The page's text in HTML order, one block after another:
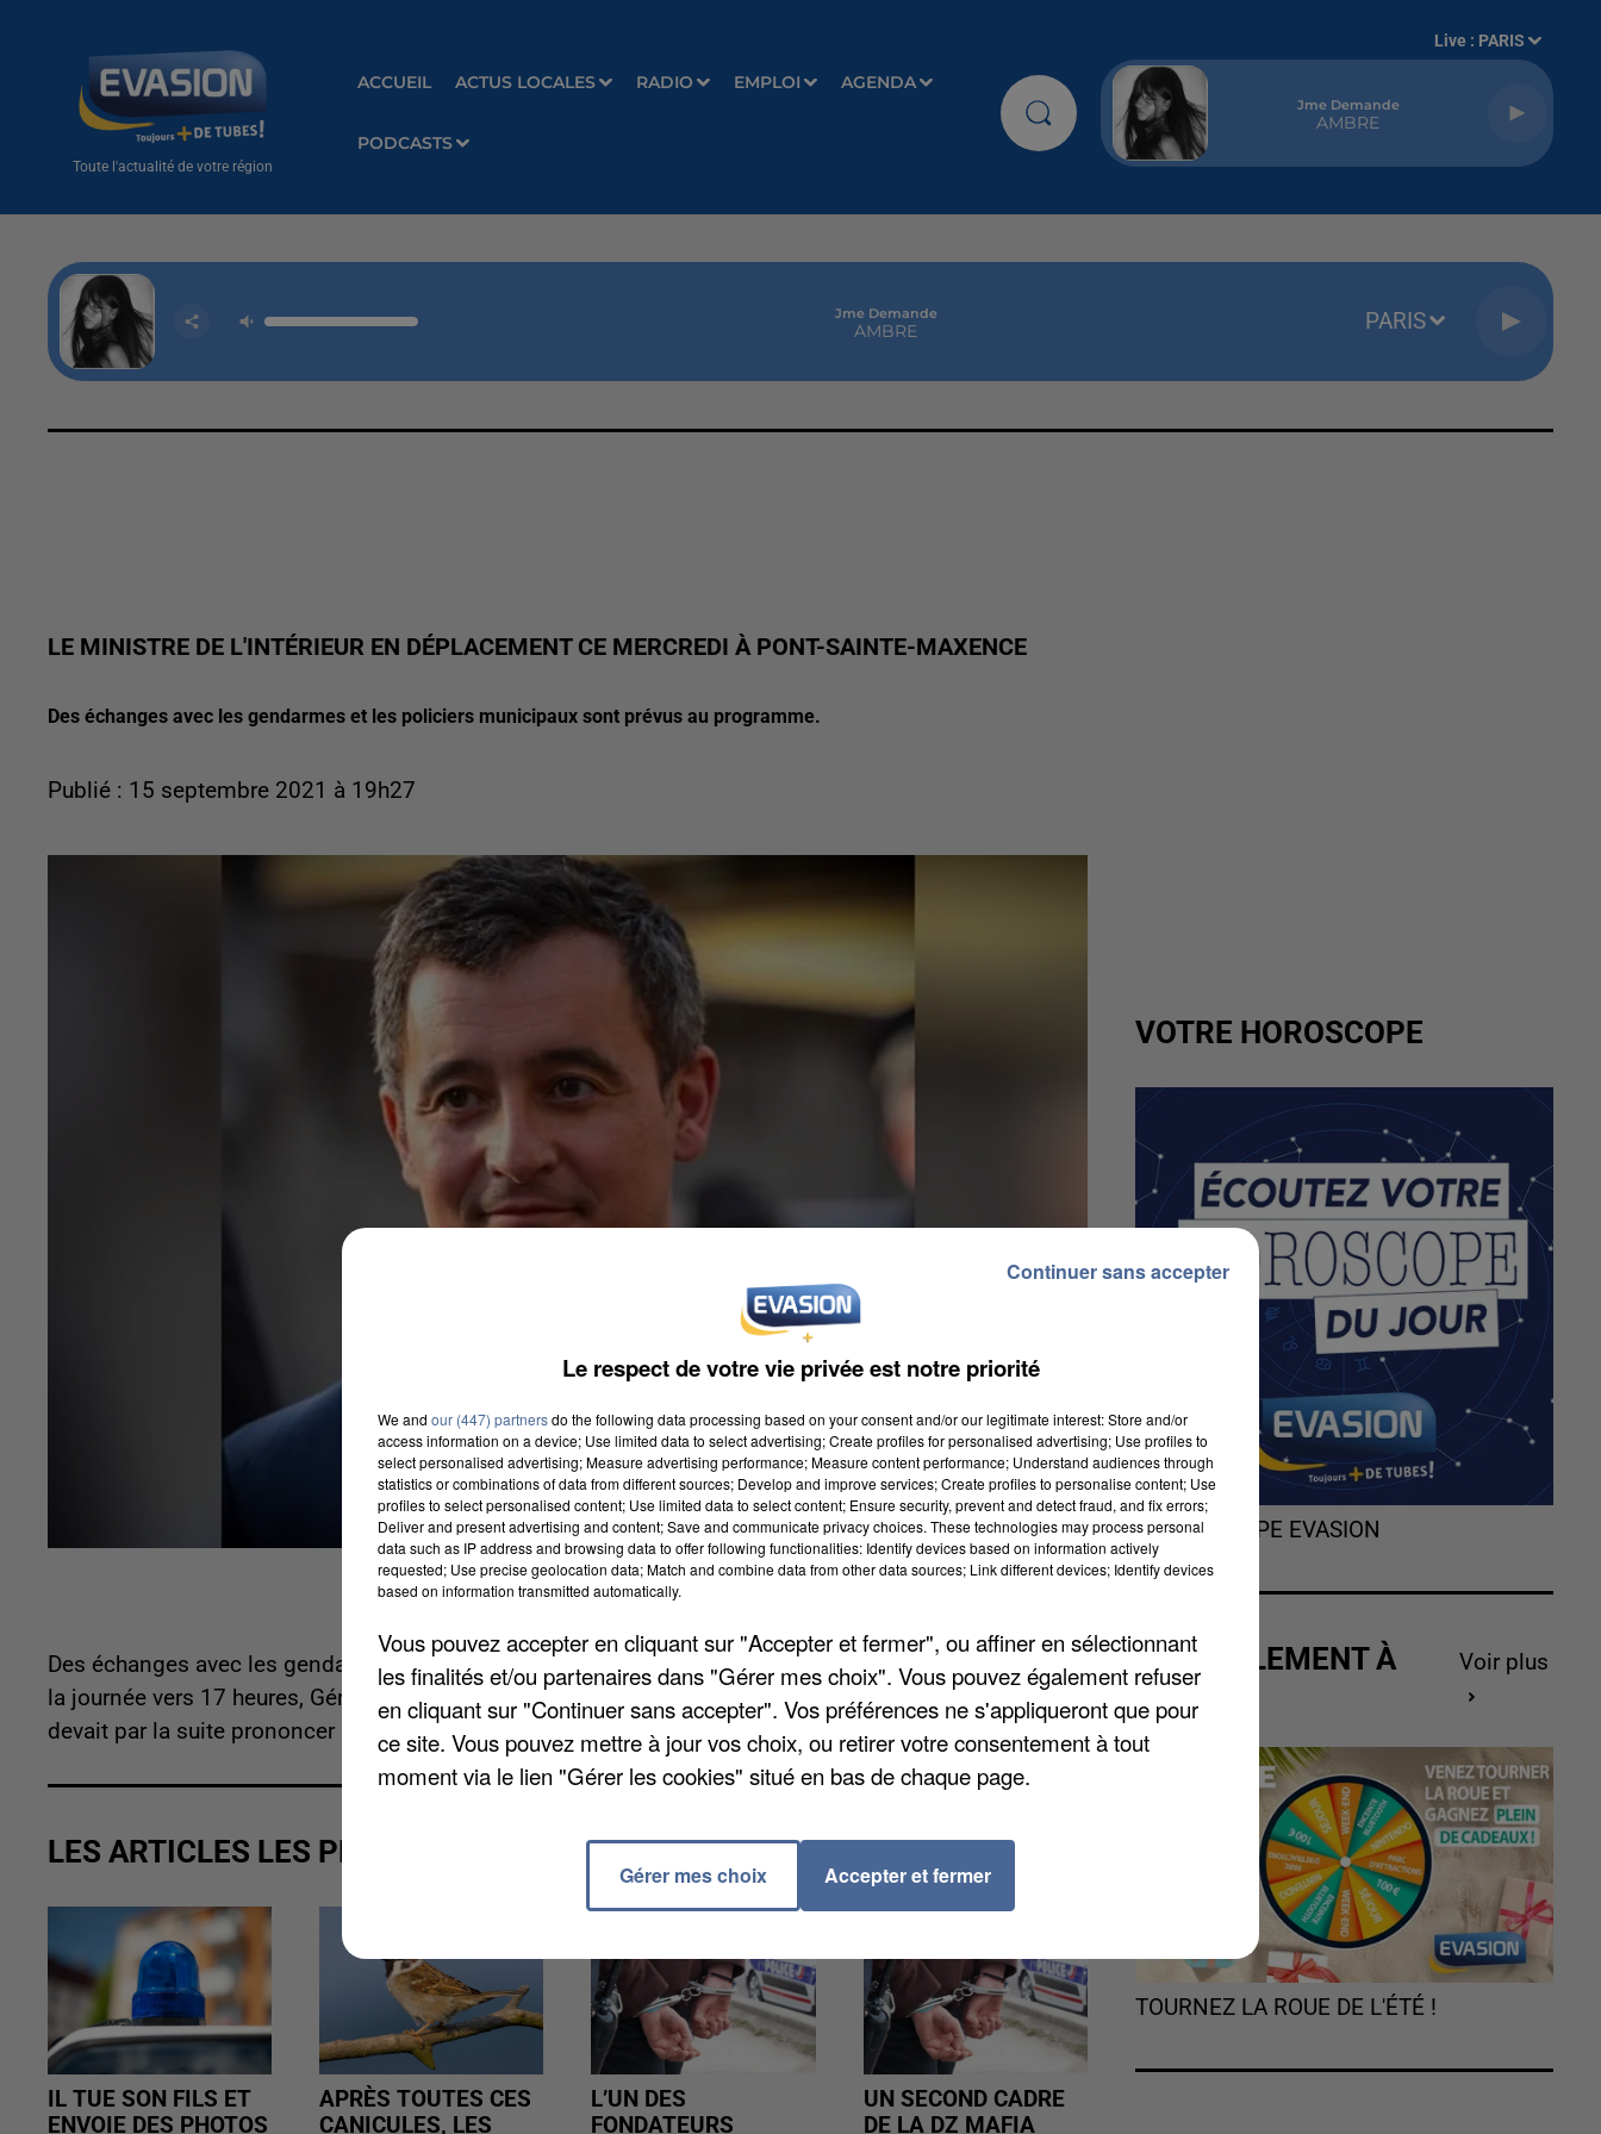
Toute l'actualité de votre région
ACCUEIL ACTUS LOCALES RADIO EMPLOI AGENDA
PODCASTS
Live : PARIS
Jme Demande
AMBRE
Jme Demande
AMBRE PARIS
LE MINISTRE DE L'INTÉRIEUR EN DÉPLACEMENT CE MERCREDI À PONT-SAINTE-MAXENCE
Des échanges avec les gendarmes et les policiers municipaux sont prévus au programme.
Publié : 15 septembre 2021 à 19h27
Des échanges avec les gendarmes et les policiers municipaux sont prévus au programme. À la fin de
la journée vers 17 heures, Gérald Darmanin devait visiter le centre de secours de la ville. Le ministre
devait par la suite prononcer un discours en fin de journée.
LES ARTICLES LES PLUS VUS
IL TUE SON FILS ET
ENVOIE DES PHOTOS
APRÈS TOUTES CES
CANICULES, LES
L’UN DES
FONDATEURS
UN SECOND CADRE
DE LA DZ MAFIA
VOTRE HOROSCOPE
L'HOROSCOPE EVASION
ACTUELLEMENT À
GAGNER
Voir plus
TOURNEZ LA ROUE DE L'ÉTÉ !
Le respect de votre vie privée est notre priorité
We and our (447) partnersdo the following data processing based on your consent and/or our legitimate interest: Store and/or
access information on a device; Use limited data to select advertising; Create profiles for personalised advertising; Use profiles to
select personalised advertising; Measure advertising performance; Measure content performance; Understand audiences through
statistics or combinations of data from different sources; Develop and improve services; Create profiles to personalise content; Use
profiles to select personalised content; Use limited data to select content; Ensure security, prevent and detect fraud, and fix errors;
Deliver and present advertising and content; Save and communicate privacy choices. These technologies may process personal
data such as IP address and browsing data to offer following functionalities: Identify devices based on information actively
requested; Use precise geolocation data; Match and combine data from other data sources; Link different devices; Identify devices
based on information transmitted automatically.
Vous pouvez accepter en cliquant sur "Accepter et fermer", ou affiner en sélectionnant
les finalités et/ou partenaires dans "Gérer mes choix". Vous pouvez également refuser
en cliquant sur "Continuer sans accepter". Vos préférences ne s'appliqueront que pour
ce site. Vous pouvez mettre à jour vos choix, ou retirer votre consentement à tout
moment via le lien "Gérer les cookies" situé en bas de chaque page.
Gérer mes choix Accepter et fermer
Continuer sans accepter